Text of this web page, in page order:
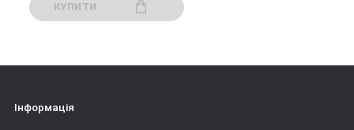
КУПИТИ
Інформація